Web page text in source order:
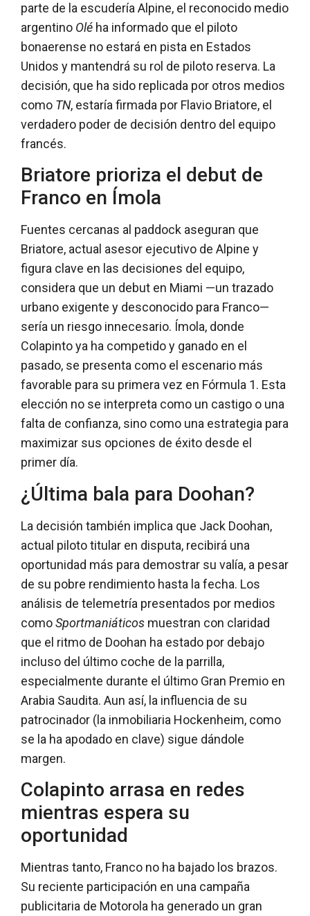
parte de la escudería Alpine, el reconocido medio
argentino Olé ha informado que el piloto
bonaerense no estará en pista en Estados
Unidos y mantendrá su rol de piloto reserva. La
decisión, que ha sido replicada por otros medios
como TN, estaría firmada por Flavio Briatore, el
verdadero poder de decisión dentro del equipo
francés.
Briatore prioriza el debut de
Franco en Ímola
Fuentes cercanas al paddock aseguran que
Briatore, actual asesor ejecutivo de Alpine y
figura clave en las decisiones del equipo,
considera que un debut en Miami —un trazado
urbano exigente y desconocido para Franco—
sería un riesgo innecesario. Ímola, donde
Colapinto ya ha competido y ganado en el
pasado, se presenta como el escenario más
favorable para su primera vez en Fórmula 1. Esta
elección no se interpreta como un castigo o una
falta de confianza, sino como una estrategia para
maximizar sus opciones de éxito desde el
primer día.
¿Última bala para Doohan?
La decisión también implica que Jack Doohan,
actual piloto titular en disputa, recibirá una
oportunidad más para demostrar su valía, a pesar
de su pobre rendimiento hasta la fecha. Los
análisis de telemetría presentados por medios
comoSportmaniáticos muestran con claridad
que el ritmo de Doohan ha estado por debajo
incluso del último coche de la parrilla,
especialmente durante el último Gran Premio en
Arabia Saudita. Aun así, la influencia de su
patrocinador (la inmobiliaria Hockenheim, como
se la ha apodado en clave) sigue dándole
margen.
Colapinto arrasa en redes
mientras espera su
oportunidad
Mientras tanto, Franco no ha bajado los brazos.
Su reciente participación en una campaña
publicitaria de Motorola ha generado un gran